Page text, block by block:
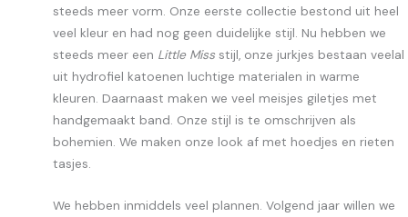
steeds meer vorm. Onze eerste collectie bestond uit heel
veel kleur en had nog geen duidelijke stijl. Nu hebben we
steeds meer een Little Miss stijl, onze jurkjes bestaan veelal
uit hydrofiel katoenen luchtige materialen in warme
kleuren. Daarnaast maken we veel meisjes giletjes met
handgemaakt band. Onze stijl is te omschrijven als
bohemien. We maken onze look af met hoedjes en rieten
tasjes.
We hebben inmiddels veel plannen. Volgend jaar willen we